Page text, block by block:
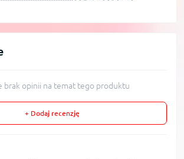
brak opinii na temat tego produktu
+ Dodaj recenzję